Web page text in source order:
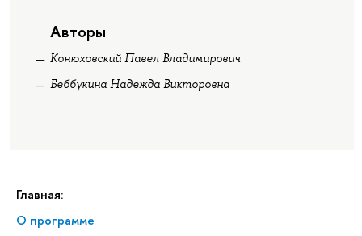
Главная:
О программе
Авторы
Конюховский Павел Владимирович
Беббукина Надежда Викторовна